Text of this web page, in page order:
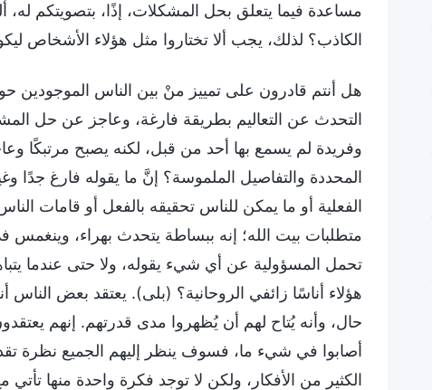
مساعدة فيما يتعلق بحل المشكلات، إذًا، بتصويتكم
الكاذب؟ لذلك، يجب ألا تختاروا مثل هؤلاء الأشخاص
هل أنتم قادرون على تمييز منْ بين الناس الموجودين
التحدث عن التعاليم بطريقة فارغة، وعاجز عن حل
وفريدة لم يسمع بها أحد من قبل، لكنه يصبح مرتبكًا
المحددة والتفاصيل الملموسة؟ إنَّ ما يقوله فارغ جدًا
الفعلية أو ما يمكن للناس تحقيقه بالفعل أو قامات
متطلبات بيت الله؛ إنه ببساطة يتحدث بهراء، وينغمس
تحمل المسؤولية عن أي شيء يقوله، ولا حتى عندما
هؤلاء أناسًا زائفي الروحانية؟ (بلى). يعتقد بعض الناس
حال، وأنه يُتاح لهم أن يُظهروا مدى قدرتهم. إنهم
أصابوا في شيء ما، فسوف ينظر إليهم الجميع نظرة
الكثير من الأفكار، ولكن لا توجد فكرة واحدة منها